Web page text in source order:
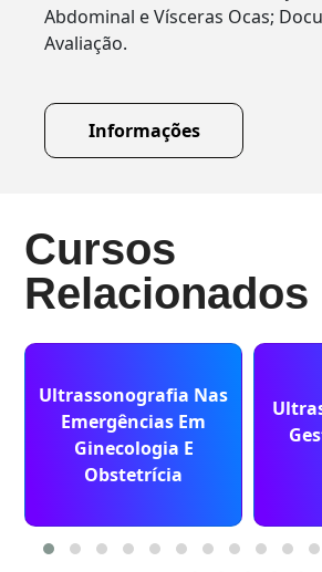
Abdominal e Vísceras Ocas;
Avaliação.
Informações
Cursos
Relacionados
Ultrassonografia Nas
Emergências Em
Ginecologia E
Obstetrícia